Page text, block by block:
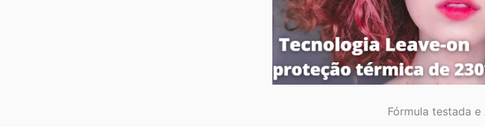
Fórmula testada e